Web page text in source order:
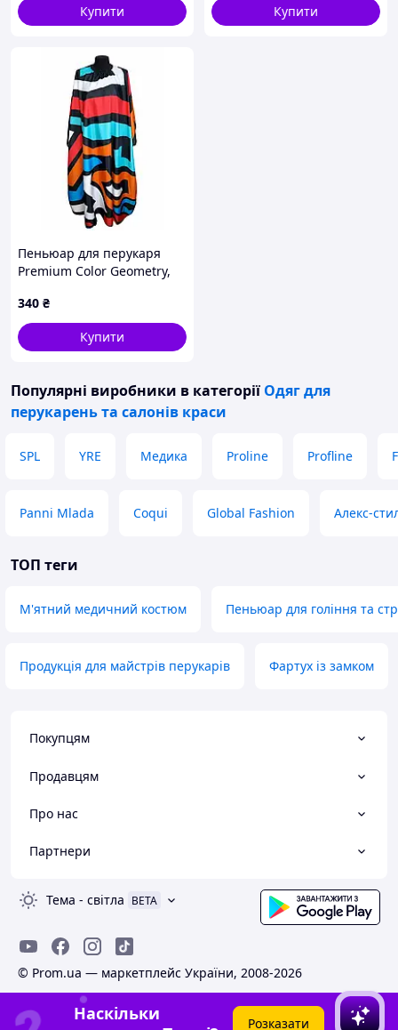
Купити
Купити
Пеньюар для перукаря
Premium Color Geometry,
160×145 см
340 ₴
Купити
Популярні виробники в категорії Одяг для
перукарень та салонів краси
SPL YRE Медика Proline Profline
Panni Mlada Coqui Global Fashion Алекс-
ТОП теги
М'ятний медичний костюм Пеньюар для гоління та
Продукція для майстрів перукарів Фартух із замком
Покупцям
Продавцям
Про нас
Партнери
Тема - світла BETA
© Prom.ua — маркетплейс України, 2008-2026
Наскільки
Розказати